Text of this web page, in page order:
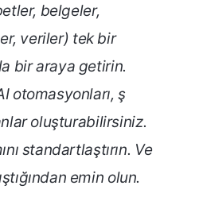
belgeler,
veriler) tek bir
bir araya getirin.
otomasyonları, ş
oluşturabilirsiniz.
standartlaştırın. Ve
emin olun.